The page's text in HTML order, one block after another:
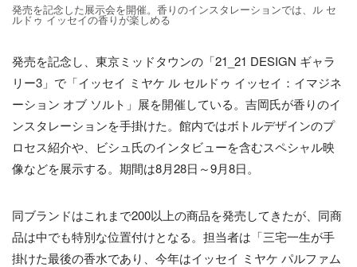
発売を記念した展示会を開催。香りのインスタレーションでは、ル セ
ルドゥ イッセイの香りが楽しめる
発売を記念し、東京ミッドタウンの「21_21 DESIGN ギャラ
リー3」で「イッセイ ミヤケ ル セルドゥ イッセイ：イマジネ
ーション オブ ソルト」展を開催している。吉岡氏が香りのイ
ンスタレーションを手掛けた。館内ではボトルデザインのプ
ロセス紹介や、ビシュ氏のインタビューを含むスペシャル映
像などを展示する。期間は8月28日～9月8日。
同ブランドはこれまで200以上の商品を発売してきたが、同商
品は中でも特別な位置付けとなる。担当者は「三宅一生が手
掛けた最後の香水であり、今年はイッセイ ミヤケ パルファム